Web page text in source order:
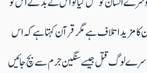
کا مزیداتلاف ہے مگرقرآن کہتاہے کہ اس
لوگ قتل جیسے سنگین جرم سے بچ جائیں